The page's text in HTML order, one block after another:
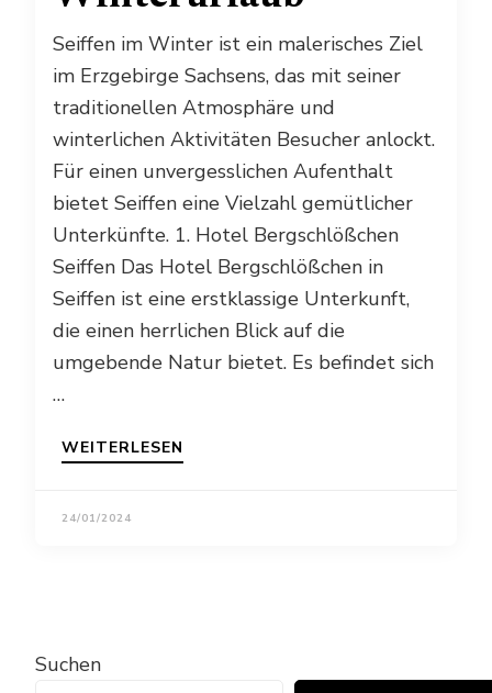
Seiffen im Winter ist ein malerisches Ziel
im Erzgebirge Sachsens, das mit seiner
traditionellen Atmosphäre und
winterlichen Aktivitäten Besucher anlockt.
Für einen unvergesslichen Aufenthalt
bietet Seiffen eine Vielzahl gemütlicher
Unterkünfte. 1. Hotel Bergschlößchen
Seiffen Das Hotel Bergschlößchen in
Seiffen ist eine erstklassige Unterkunft,
die einen herrlichen Blick auf die
umgebende Natur bietet. Es befindet sich
…
WEITERLESEN
24/01/2024
Suchen